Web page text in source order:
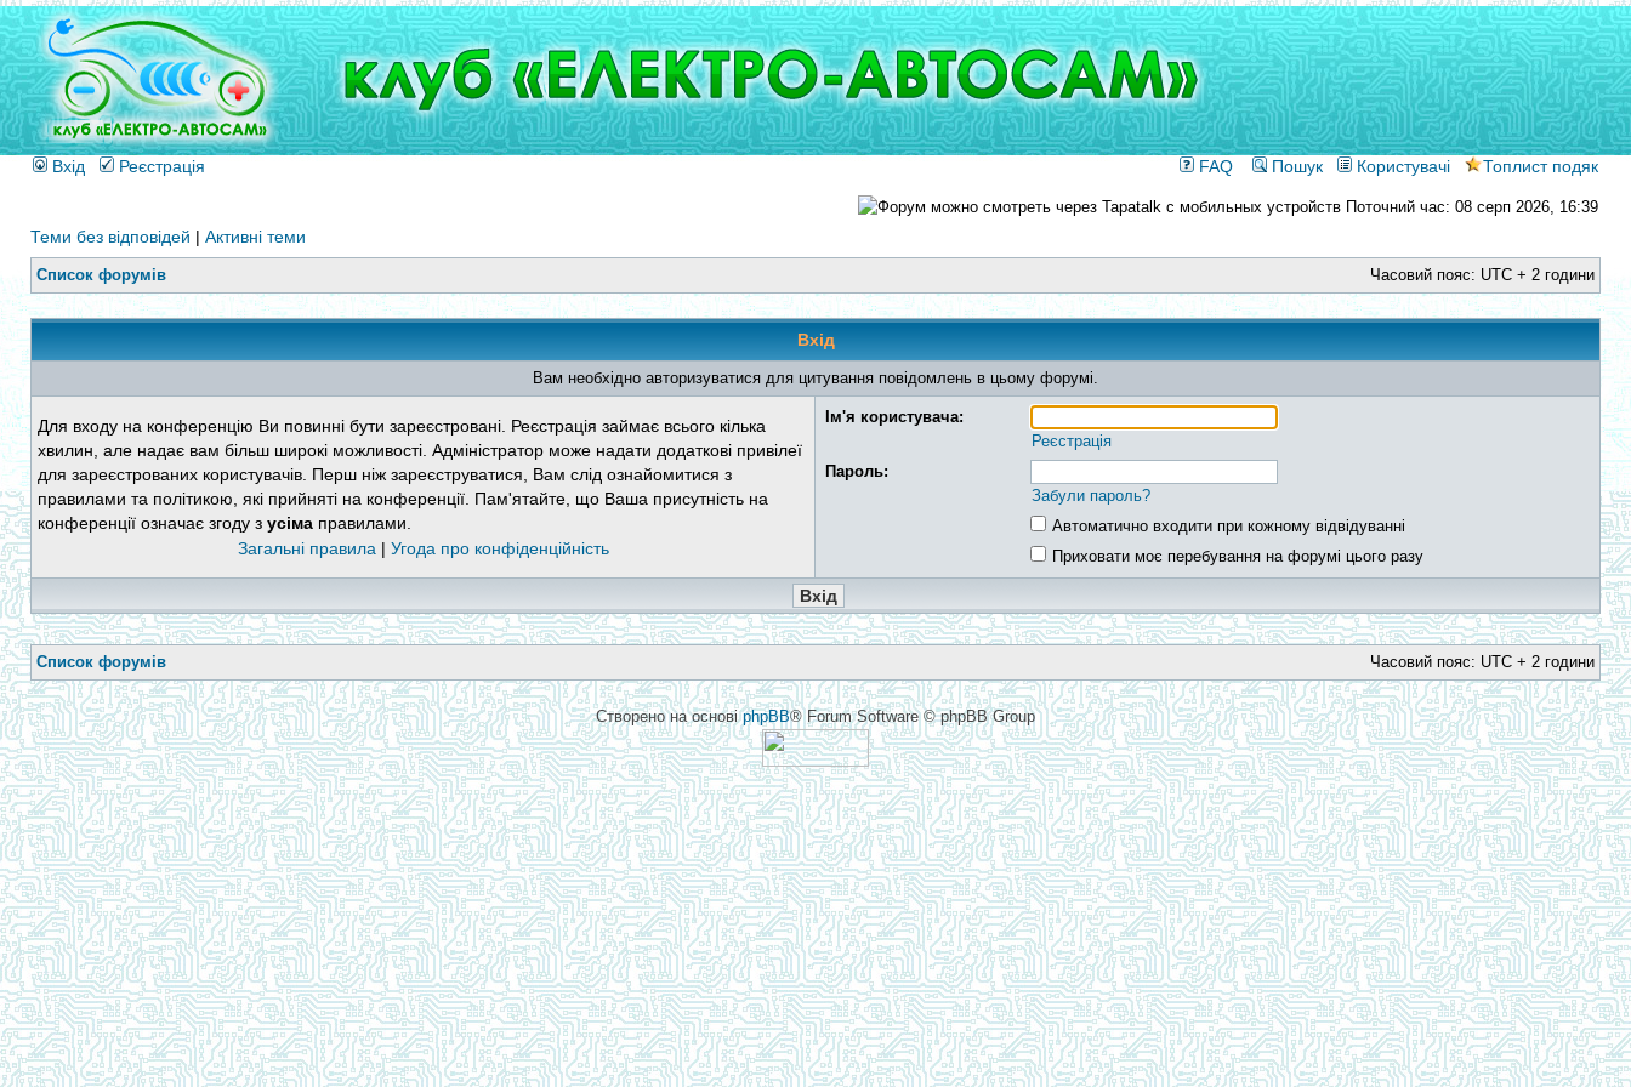
Вхід Реєстрація FAQ Пошук Користувачі Топлист подяк
Поточний час: 08 серп 2026, 16:39
Теми без відповідей | Активні теми
Список форумів Часовий пояс: UTC + 2 години
Вхід
Вам необхідно авторизуватися для цитування повідомлень в цьому форумі.
Для входу на конференцію Ви повинні бути зареєстровані. Реєстрація займає всього кілька
хвилин, але надає вам більш широкі можливості. Адміністратор може надати додаткові привілеї
для зареєстрованих користувачів. Перш ніж зареєструватися, Вам слід ознайомитися з
правилами та політикою, які прийняті на конференції. Пам'ятайте, що Ваша присутність на
конференції означає згоду з усіма правилами.
Загальні правила | Угода про конфіденційність
Ім'я користувача:
Реєстрація
Пароль:
Забули пароль?
Автоматично входити при кожному відвідуванні
Приховати моє перебування на форумі цього разу
Список форумів Часовий пояс: UTC + 2 години
Створено на основіphpBB® Forum Software © phpBB Group